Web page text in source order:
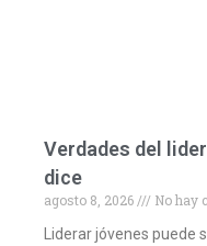
Verdades del
dice
agosto 8, 2026
No hay
Liderar jóvenes puede